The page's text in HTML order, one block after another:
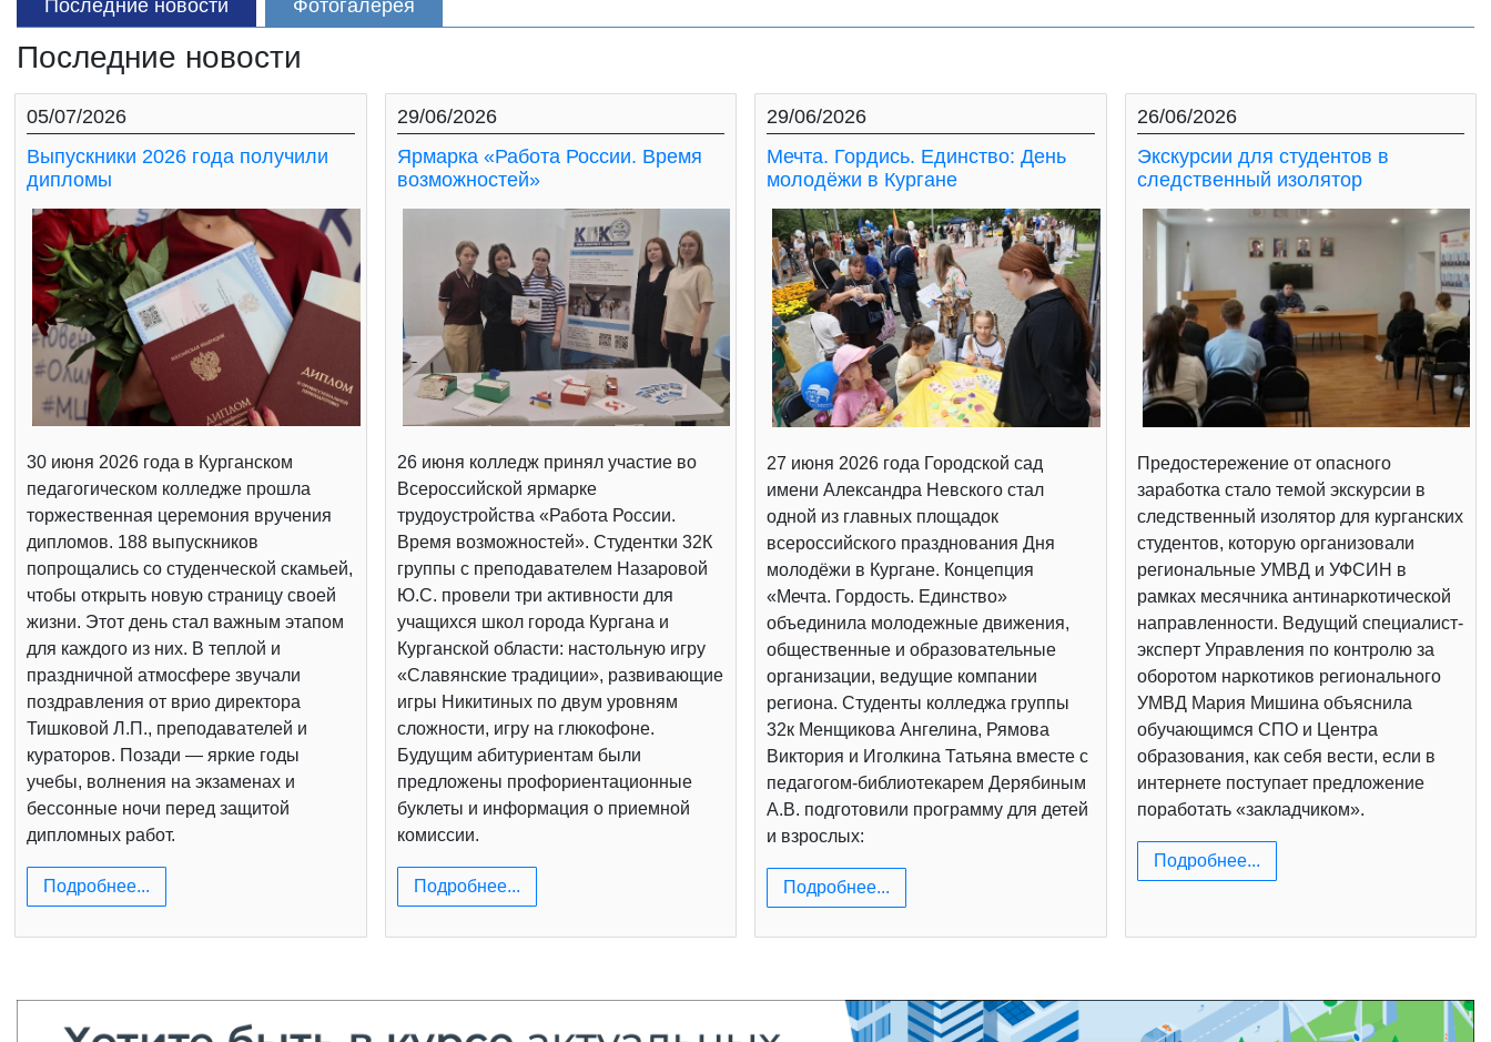
Последние новости Фотогалерея
Последние новости
05/07/2026
Выпускники 2026 года получили
дипломы
30 июня 2026 года в Курганском
педагогическом колледже прошла
торжественная церемония вручения
дипломов. 188 выпускников
попрощались со студенческой скамьей,
чтобы открыть новую страницу своей
жизни. Этот день стал важным этапом
для каждого из них. В теплой и
праздничной атмосфере звучали
поздравления от врио директора
Тишковой Л.П., преподавателей и
кураторов. Позади — яркие годы
учебы, волнения на экзаменах и
бессонные ночи перед защитой
дипломных работ.
Подробнее...
29/06/2026
Ярмарка «Работа России. Время
возможностей»
26 июня колледж принял участие во
Всероссийской ярмарке
трудоустройства «Работа России.
Время возможностей». Студентки 32К
группы с преподавателем Назаровой
Ю.С. провели три активности для
учащихся школ города Кургана и
Курганской области: настольную игру
«Славянские традиции», развивающие
игры Никитиных по двум уровням
сложности, игру на глюкофоне.
Будущим абитуриентам были
предложены профориентационные
буклеты и информация о приемной
комиссии.
Подробнее...
29/06/2026
Мечта. Гордись. Единство: День
молодёжи в Кургане
27 июня 2026 года Городской сад
имени Александра Невского стал
одной из главных площадок
всероссийского празднования Дня
молодёжи в Кургане. Концепция
«Мечта. Гордость. Единство»
объединила молодежные движения,
общественные и образовательные
организации, ведущие компании
региона. Студенты колледжа группы
32к Менщикова Ангелина, Рямова
Виктория и Иголкина Татьяна вместе с
педагогом-библиотекарем Дерябиным
А.В. подготовили программу для детей
и взрослых:
Подробнее...
26/06/2026
Экскурсии для студентов в
следственный изолятор
Предостережение от опасного
заработка стало темой экскурсии в
следственный изолятор для курганских
студентов, которую организовали
региональные УМВД и УФСИН в
рамках месячника антинаркотической
направленности. Ведущий специалист-
эксперт Управления по контролю за
оборотом наркотиков регионального
УМВД Мария Мишина объяснила
обучающимся СПО и Центра
образования, как себя вести, если в
интернете поступает предложение
поработать «закладчиком».
Подробнее...